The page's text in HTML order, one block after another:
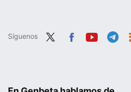
Síguenos